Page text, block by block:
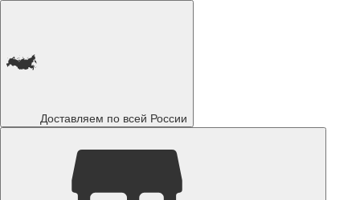
Доставляем по всей России